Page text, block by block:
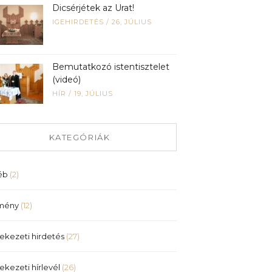
Dicsérjétek az Urat!
IGEHIRDETÉS / 26, JÚLIUS
Bemutatkozó istentisztelet
(videó)
HÍR / 19, JÚLIUS
KATEGÓRIÁK
(2)
(12)
hirdetés (27)
hírlevél (26)